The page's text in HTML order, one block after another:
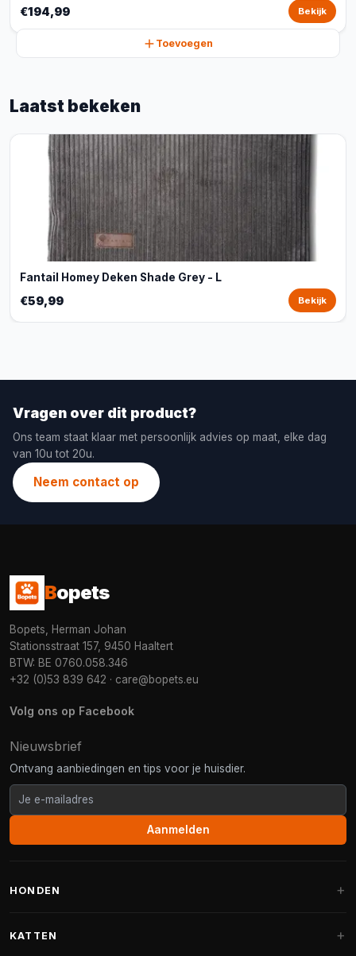
€194,99 Bekijk
Toevoegen
Laatst bekeken
Fantail Homey Deken Shade Grey - L
€59,99 Bekijk
Vragen over dit product?
Ons team staat klaar met persoonlijk advies op maat, elke dag
van 10u tot 20u.
Neem contact op
Bopets
Bopets, Herman Johan
Stationsstraat 157, 9450 Haaltert
BTW: BE 0760.058.346
+32 (0)53 839 642 · care@bopets.eu
Volg ons op Facebook
Nieuwsbrief
Ontvang aanbiedingen en tips voor je huisdier.
Aanmelden
HONDEN
KATTEN